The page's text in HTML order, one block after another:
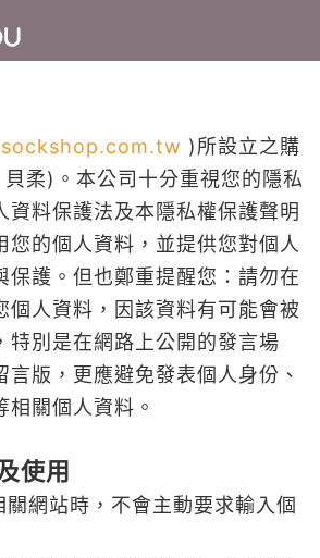
)所設立之購
柔)。本公司十分重視您的隱私
資料保護法及本隱私權保護聲明
您的個人資料，並提供您對個人
保護。但也鄭重提醒您：請勿在
個人資料，因該資料有可能會被
特別是在網路上公開的發言場
言版，更應避免發表個人身份、
相關個人資料。
使用
關網站時，不會主動要求輸入個